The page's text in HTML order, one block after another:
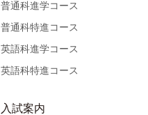
普通科進学コース
普通科特進コース
英語科進学コース
英語科特進コース
入試案内